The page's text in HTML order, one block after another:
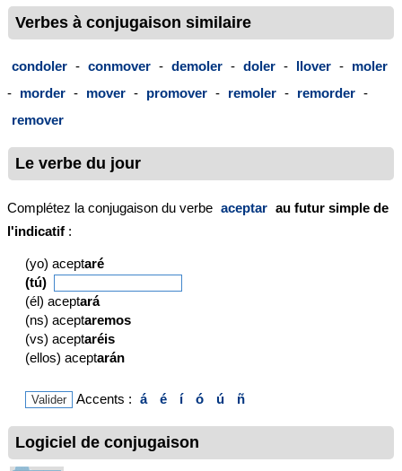
Verbes à conjugaison similaire
condoler - conmover - demoler - doler - llover - moler
- morder - mover - promover - remoler - remorder -
remover
Le verbe du jour
Complétez la conjugaison du verbe aceptar au futur simple de
l'indicatif :
(yo) aceptaré
(tú)
(él) aceptará
(ns) aceptaremos
(vs) aceptaréis
(ellos) aceptarán
Accents : á é í ó ú ñ
Logiciel de conjugaison